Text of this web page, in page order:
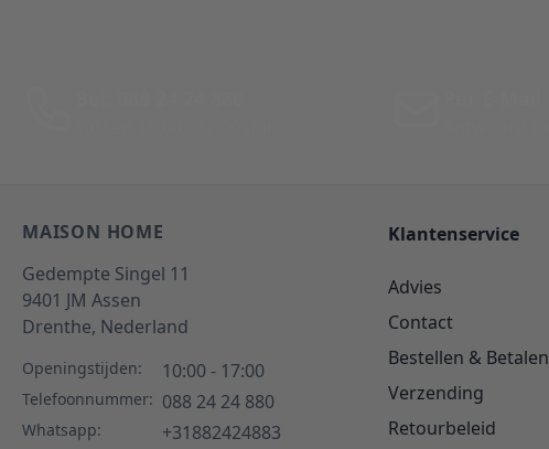
MAISON HOME
Gedempte Singel 11
9401 JM Assen
Drenthe, Nederland
Openingstijden: 10:00 - 17:00
Telefoonnummer: 088 24 24 880
Whatsapp: +31882424883
Klantenservice
Advies
Contact
Bestellen & Betalen
Verzending
Retourbeleid